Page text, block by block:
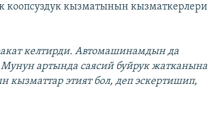
коопсуздук кызматынын кызматкерлери
келтирди. Автомашинамдын да
Мунун артында саясий буйрук жатканына
кызматтар этият бол, деп эскертишип,